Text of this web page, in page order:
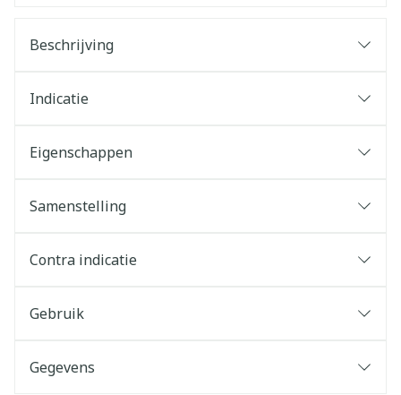
Beschrijving
Indicatie
Eigenschappen
Samenstelling
Contra indicatie
Gebruik
Gegevens